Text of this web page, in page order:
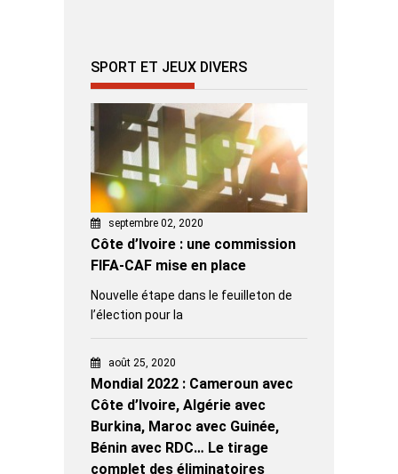
SPORT ET JEUX DIVERS
septembre 02, 2020
Côte d’Ivoire : une commission
FIFA-CAF mise en place
Nouvelle étape dans le feuilleton de
l’élection pour la
août 25, 2020
Mondial 2022 : Cameroun avec
Côte d’Ivoire, Algérie avec
Burkina, Maroc avec Guinée,
Bénin avec RDC… Le tirage
complet des éliminatoires